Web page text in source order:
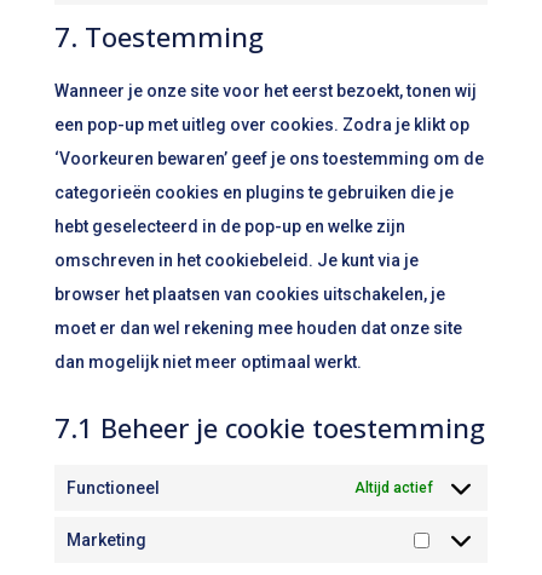
diversen
7. Toestemming
Wanneer je onze site voor het eerst bezoekt, tonen wij
een pop-up met uitleg over cookies. Zodra je klikt op
‘Voorkeuren bewaren’ geef je ons toestemming om de
categorieën cookies en plugins te gebruiken die je
hebt geselecteerd in de pop-up en welke zijn
omschreven in het cookiebeleid. Je kunt via je
browser het plaatsen van cookies uitschakelen, je
moet er dan wel rekening mee houden dat onze site
dan mogelijk niet meer optimaal werkt.
7.1 Beheer je cookie toestemming
Functioneel Altijd actief
Marketing